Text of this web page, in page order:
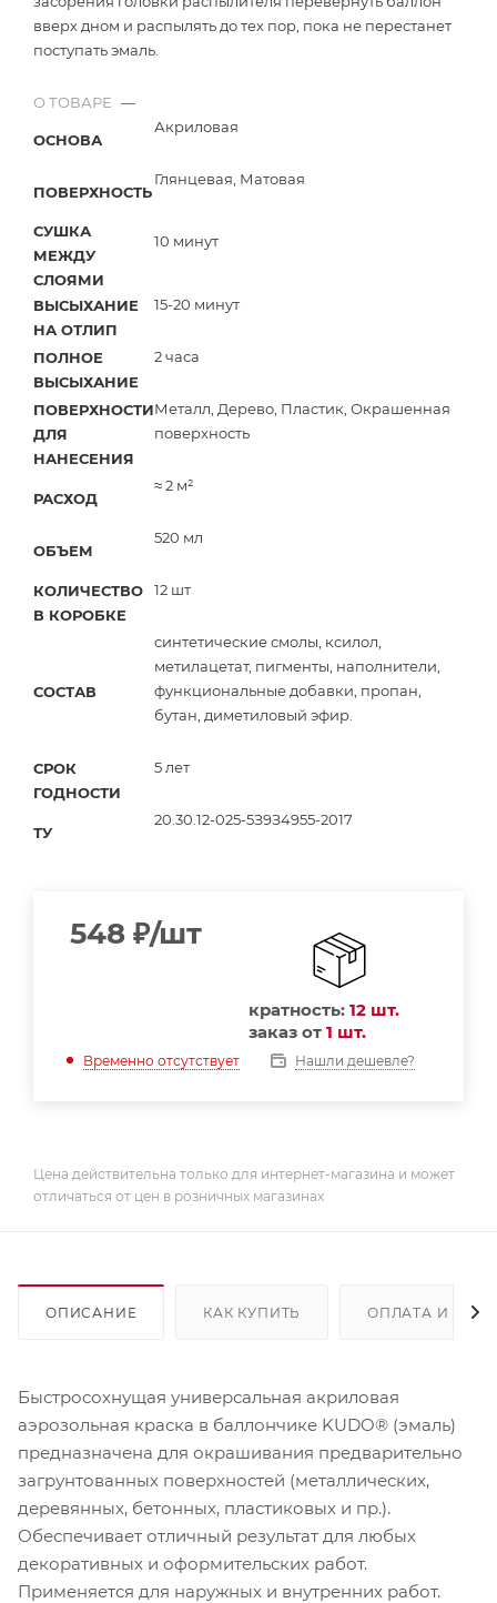
вверх дном и распылять до тех пор, пока не перестанет
поступать эмаль.
О ТОВАРЕ —
ОСНОВА
Акриловая
ПОВЕРХНОСТЬ
Глянцевая, Матовая
СУШКА
МЕЖДУ
СЛОЯМИ
10 минут
ВЫСЫХАНИЕ
НА ОТЛИП
15-20 минут
ПОЛНОЕ
ВЫСЫХАНИЕ
2 часа
ПОВЕРХНОСТИ
ДЛЯ
НАНЕСЕНИЯ
Металл, Дерево, Пластик, Окрашенная
поверхность
РАСХОД
≈ 2 м²
ОБЪЕМ
520 мл
КОЛИЧЕСТВО
В КОРОБКЕ
12 шт
СОСТАВ
синтетические смолы, ксилол,
метилацетат, пигменты, наполнители,
функциональные добавки, пропан,
бутан, диметиловый эфир.
СРОК
ГОДНОСТИ
5 лет
ТУ
20.30.12-025-5З9З4955-2017
548 ₽/шт
кратность: 12 шт.
заказ от 1 шт.
Временно отсутствует Нашли дешевле?
Цена действительна только для интернет-магазина и может
отличаться от цен в розничных магазинах
ОПИСАНИЕ КАК КУПИТЬ ОПЛАТА И
Быстросохнущая универсальная акриловая
аэрозольная краска в баллончике KUDO® (эмаль)
предназначена для окрашивания предварительно
загрунтованных поверхностей (металлических,
деревянных, бетонных, пластиковых и пр.).
Обеспечивает отличный результат для любых
декоративных и оформительских работ.
Применяется для наружных и внутренних работ.